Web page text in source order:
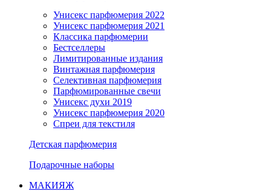
Унисекс парфюмерия 2022
Унисекс парфюмерия 2021
Классика парфюмерии
Бестселлеры
Лимитированные издания
Винтажная парфюмерия
Селективная парфюмерия
Парфюмированные свечи
Унисекс духи 2019
Унисекс парфюмерия 2020
Спреи для текстиля
Детская парфюмерия
Подарочные наборы
МАКИЯЖ